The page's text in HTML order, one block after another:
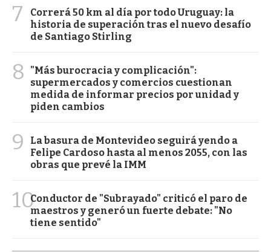
7
Correrá 50 km al día por todo Uruguay: la
historia de superación tras el nuevo desafío
de Santiago Stirling
8
"Más burocracia y complicación":
supermercados y comercios cuestionan
medida de informar precios por unidad y
piden cambios
9
La basura de Montevideo seguirá yendo a
Felipe Cardoso hasta al menos 2055, con las
obras que prevé la IMM
10Conductor de "Subrayado" criticó el paro de
maestros y generó un fuerte debate: "No
tiene sentido"